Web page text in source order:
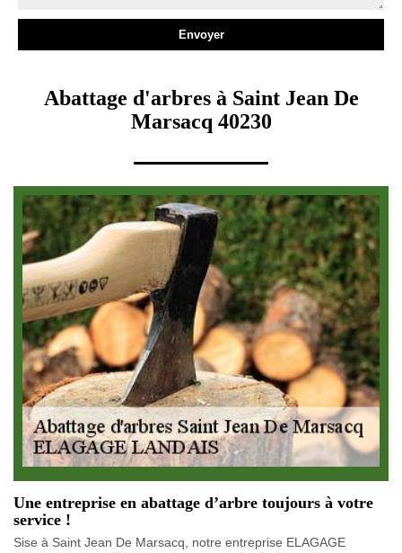
Abattage d'arbres à Saint Jean De
Marsacq 40230
Une entreprise en abattage d’arbre toujours à votre
service !
Sise à Saint Jean De Marsacq, notre entreprise ELAGAGE